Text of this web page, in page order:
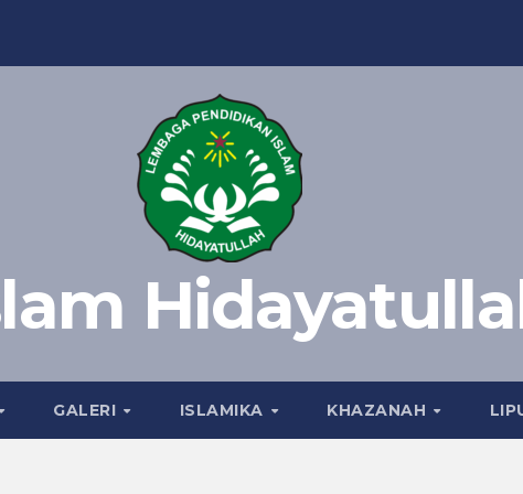
GALERI ISLAMIKA KHAZANAH